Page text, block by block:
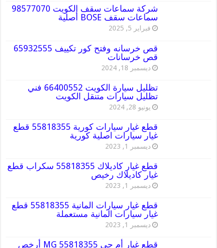
شركة سماعات سقف الكويت 98577070
سماعات سقف BOSE أصلية
فبراير 5, 2025
قص خرسانه وفتح كور تكييف 65932555
قص خرسانات
ديسمبر 18, 2024
تظليل سيارة الكويت 66400552 فني
تظليل سيارات متنقل الكويت
يونيو 28, 2024
قطع غيار سيارات كورية 55818355 قطع
غيار سيارات اصلية كورية
ديسمبر 1, 2023
قطع غيار كاديلاك 55818355 سكراب قطع
غيار كاديلاك رخيص
ديسمبر 1, 2023
قطع غيار سيارات المانية 55818355 قطع
غيار سيارات المانية مستعملة
ديسمبر 1, 2023
قطع غيار أم جي MG 55818355 أرخص